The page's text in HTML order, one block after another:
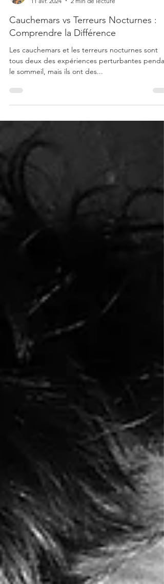
11 avr. 2024
2 min de lecture
Cauchemars vs Terreurs Nocturnes :
Comprendre la Différence
Les cauchemars et les terreurs nocturnes sont
le sommeil, mais ils ont des...